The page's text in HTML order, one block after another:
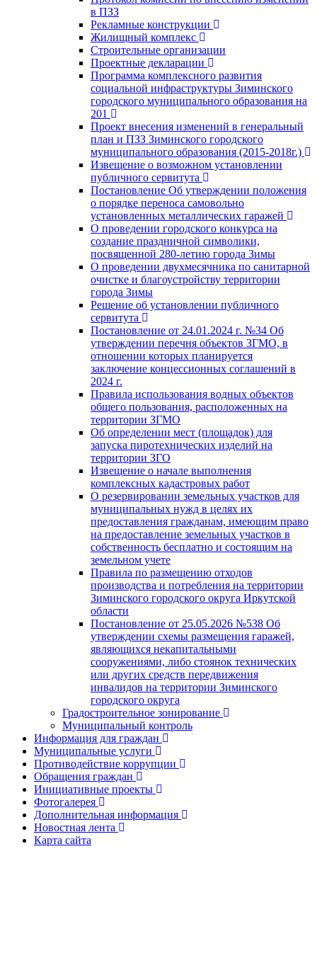
в ПЗЗ
Рекламные конструкции
Жилищный комплекс
Строительные организации
Проектные декларации
Программа комплексного развития
социальной инфраструктуры Зиминского
городского муниципального образования на
201
Проект внесения изменений в генеральный
план и ПЗЗ Зиминского городского
муниципального образования (2015-2018г.)
Извещение о возможном установлении
публичного сервитута
Постановление Об утверждении положения
о порядке переноса самовольно
установленных металлических гаражей
О проведении городского конкурса на
создание праздничной символики,
посвященной 280-летию города Зимы
О проведении двухмесячника по санитарной
очистке и благоустройству территории
города Зимы
Решение об установлении публичного
сервитута
Постановление от 24.01.2024 г. №34 Об
утверждении перечня объектов ЗГМО, в
отношении которых планируется
заключение концессионных соглашений в
2024 г.
Правила использования водных объектов
общего пользования, расположенных на
территории ЗГМО
Об определении мест (площадок) для
запуска пиротехнических изделий на
территории ЗГО
Извещение о начале выполнения
комплексных кадастровых работ
О резервировании земельных участков для
муниципальных нужд в целях их
предоставления гражданам, имеющим право
на предоставление земельных участков в
собственность бесплатно и состоящим на
земельном учете
Правила по размещению отходов
производства и потребления на территории
Зиминского городского округа Иркутской
области
Постановление от 25.05.2026 №538 Об
утверждении схемы размещения гаражей,
являющихся некапитальными
сооружениями, либо стоянок технических
или других средств передвижения
инвалидов на территории Зиминского
городского округа
Градостроительное зонирование
Муниципальный контроль
Информация для граждан
Муниципальные услуги
Противодействие коррупции
Обращения граждан
Инициативные проекты
Фотогалерея
Дополнительная информация
Новостная лента
Карта сайта